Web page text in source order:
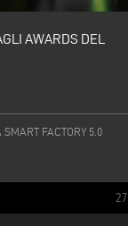
AWARDS DEL
FACTORY 5.0